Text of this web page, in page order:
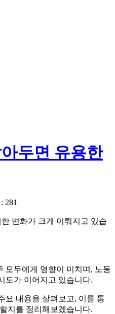
두면 유용한
281
변화가 크게 이뤄지고 있습
모두에게 영향이 미치며, 노동
도가 이어지고 있습니다.
요 내용을 살펴보고, 이를 통
지를 정리해보겠습니다.